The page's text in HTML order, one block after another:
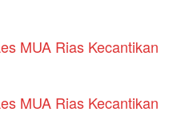
MUA Rias Kecantikan
MUA Rias Kecantikan